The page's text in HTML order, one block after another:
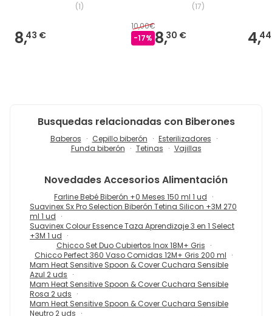
(1)
8,43 €
(17)
10,00€
-17% 8,30 € 4,
Busquedas relacionadas con Biberones
Baberos Cepillo biberón
Esterilizadores
Funda biberón
Tetinas Vajillas
NovedadesAccesorios Alimentación
Farline Bebé Biberón +0 Meses 150 ml 1 ud
Suavinex Sx Pro Selection Biberón Tetina Silicon +3M 270
ml 1 ud
Suavinex Colour Essence Taza Aprendizaje 3 en 1 Select
+3M 1 ud
Chicco Set Duo Cubiertos Inox 18M+ Gris
Chicco Perfect 360 Vaso Comidas 12M+ Gris 200 ml
Mam Heat Sensitive Spoon & Cover Cuchara Sensible
Azul 2 uds
Mam Heat Sensitive Spoon & Cover Cuchara Sensible
Rosa 2 uds
Mam Heat Sensitive Spoon & Cover Cuchara Sensible
Neutro 2 uds